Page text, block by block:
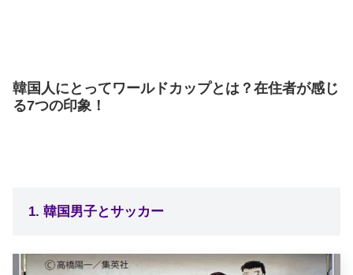
韓国人にとってワールドカップとは？在住者が感じ
る7つの印象！
1. 韓国男子とサッカー